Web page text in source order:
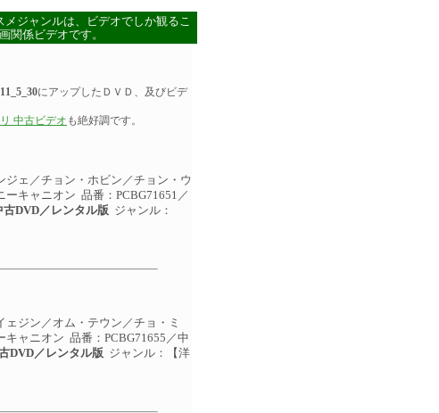
ジャンルは、ビデオでしか観るこ
関係ビデオです。
にアップしたＤＶＤ、及びビデ
中古ビデオ も絶好調です。
ェ／チョン・ホビン／チョン・ウ
キャニオン 品番：PCBG71651／
古DVD／レンタル版 ジャンル：
ジン／オム・テウン／チョ・ミ
ャニオン 品番：PCBG71655／中
DVD／レンタル版 ジャンル：【洋